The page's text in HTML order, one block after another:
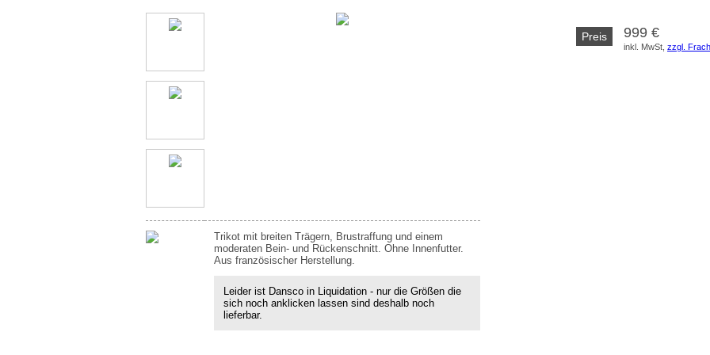
Trikot mit breiten Trägern, Brustraffung und einem
moderaten Bein- und Rückenschnitt. Ohne Innenfutter.
Aus französischer Herstellung.
Leider ist Dansco in Liquidation - nur die Größen die
sich noch anklicken lassen sind deshalb noch
lieferbar.
Preis 999 €
inkl. MwSt, zzgl.